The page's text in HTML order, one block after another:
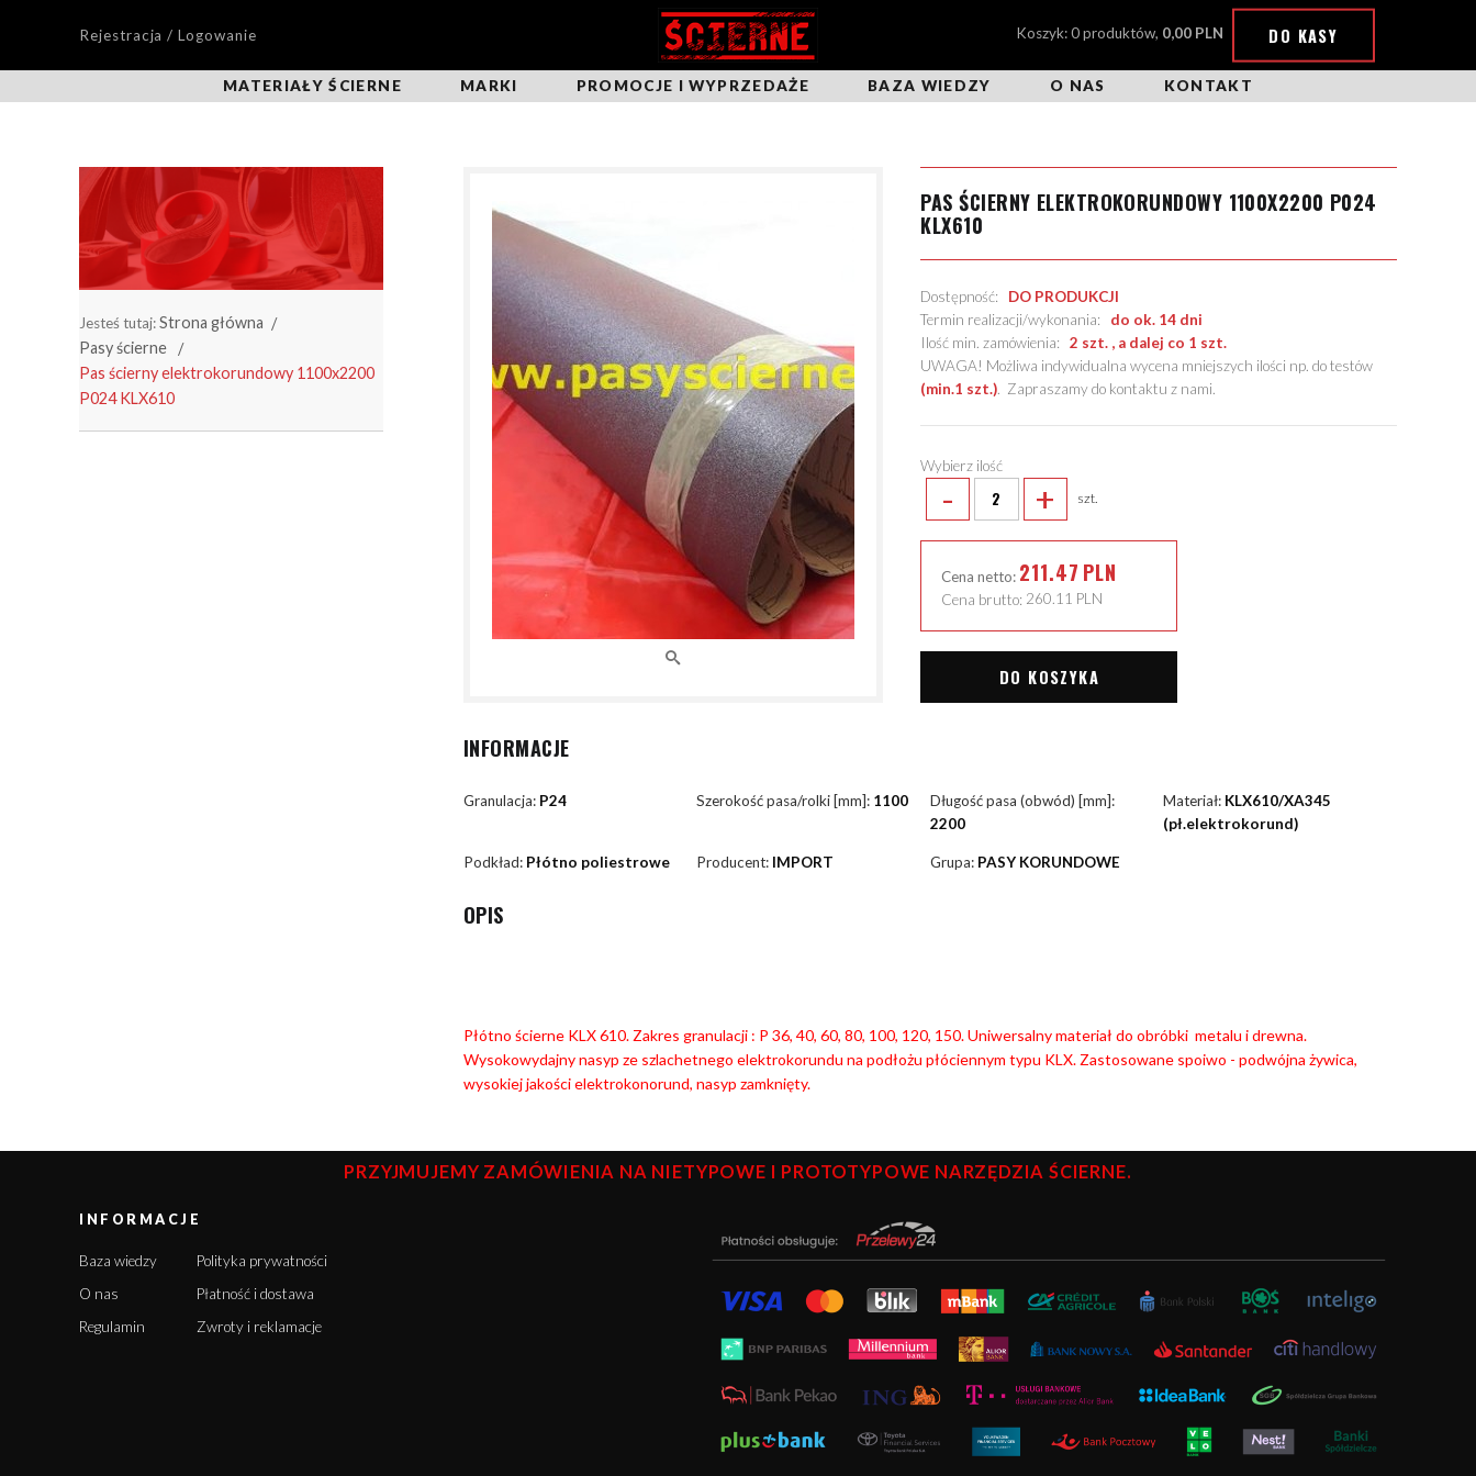
Rejestracja / Logowanie Koszyk: 0 produktów, 0,00 PLN DO KASY
MATERIAŁY ŚCIERNE MARKI PROMOCJE I WYPRZEDAŻE BAZA WIEDZY O NAS KONTAKT
Jesteś tutaj:Strona główna
Pasy ścierne
Pas ścierny elektrokorundowy 1100x2200
P024 KLX610
PAS ŚCIERNY ELEKTROKORUNDOWY 1100X2200 P024
KLX610
Dostępność: DO PRODUKCJI
Termin realizacji/wykonania: do ok. 14 dni
Ilość min. zamówienia:2 szt. , a dalej co 1 szt.
UWAGA! Możliwa indywidualna wycena mniejszych ilości np. do testów
(min.1 szt.). Zapraszamy do kontaktu z nami.
Wybierz ilość
- + szt.
Cena netto: 211.47 PLN
Cena brutto: 260.11 PLN
DO KOSZYKA
INFORMACJE
Granulacja: P24 Szerokość pasa/rolki [mm]: 1100
Długość pasa (obwód) [mm]:
2200
Materiał: KLX610/XA345
(pł.elektrokorund)
Podkład: Płótno poliestrowe Producent: IMPORT Grupa: PASY KORUNDOWE
OPIS
Płótno ścierne KLX 610. Zakres granulacji : P 36, 40, 60, 80, 100, 120, 150. Uniwersalny materiał do obróbki metalu i drewna.
Wysokowydajny nasyp ze szlachetnego elektrokorundu na podłożu płóciennym typu KLX. Zastosowane spoiwo - podwójna żywica,
wysokiej jakości elektrokonorund, nasyp zamknięty.
PRZYJMUJEMY ZAMÓWIENIA NA NIETYPOWE I PROTOTYPOWE NARZĘDZIA ŚCIERNE.
INFORMACJE
Baza wiedzy
O nas
Regulamin
Polityka prywatności
Płatność i dostawa
Zwroty i reklamacje